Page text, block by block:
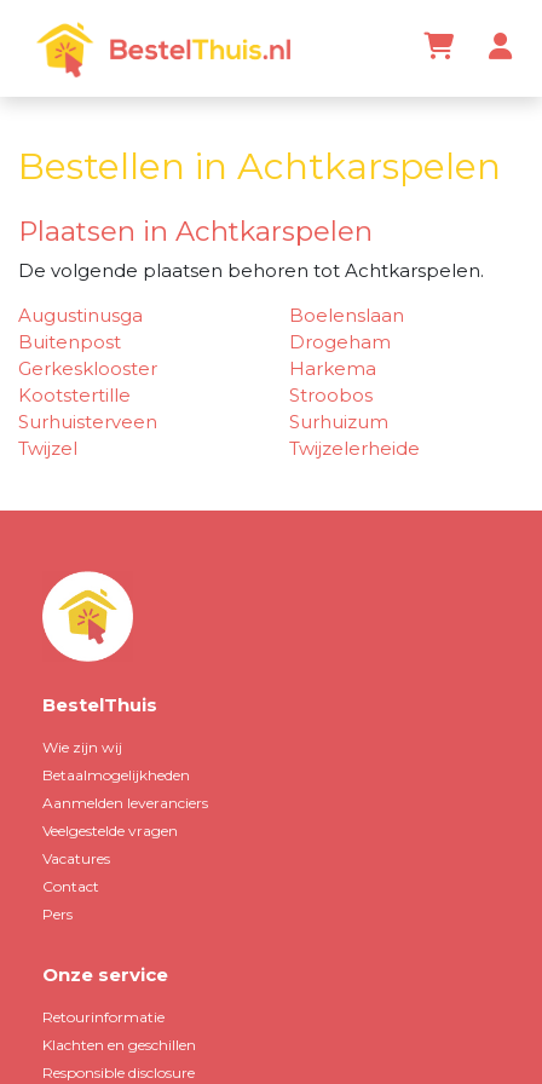
Bestellen in Achtkarspelen
Plaatsen in Achtkarspelen
De volgende plaatsen behoren tot Achtkarspelen.
Augustinusga
Boelenslaan
Buitenpost
Drogeham
Gerkesklooster
Harkema
Kootstertille
Stroobos
Surhuisterveen
Surhuizum
Twijzel
Twijzelerheide
BestelThuis
Wie zijn wij
Betaalmogelijkheden
Aanmelden leveranciers
Veelgestelde vragen
Vacatures
Contact
Pers
Onze service
Retourinformatie
Klachten en geschillen
Responsible disclosure